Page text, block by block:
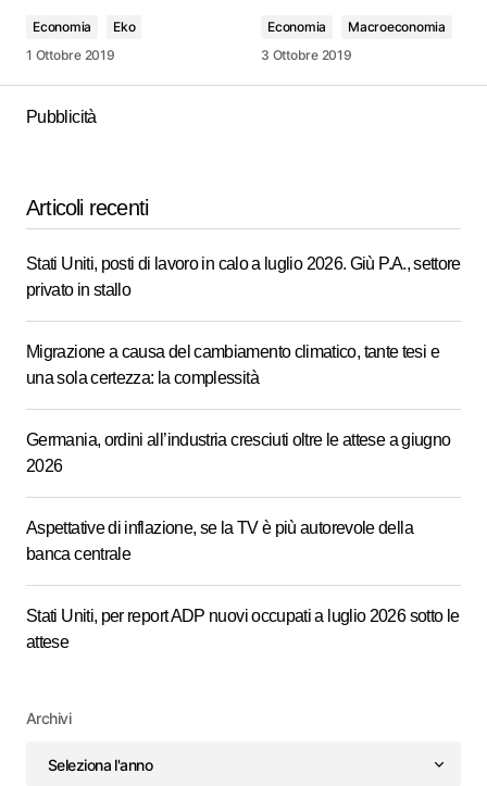
Economia
Eko
1 Ottobre 2019
Economia
Macroeconomia
3 Ottobre 2019
Pubblicità
Articoli recenti
Stati Uniti, posti di lavoro in calo a luglio 2026. Giù P.A., settore
privato in stallo
Migrazione a causa del cambiamento climatico, tante tesi e
una sola certezza: la complessità
Germania, ordini all’industria cresciuti oltre le attese a giugno
2026
Aspettative di inflazione, se la TV è più autorevole della
banca centrale
Stati Uniti, per report ADP nuovi occupati a luglio 2026 sotto le
attese
Archivi